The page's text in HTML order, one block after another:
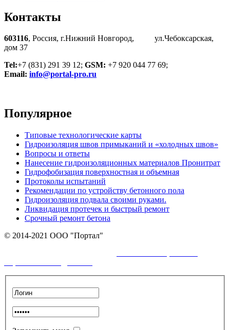
Контакты
603116, Россия, г.Нижний Новгород, ул.Чебоксарская,
дом 37
Tel:+7 (831) 291 39 12; GSM: +7 920 044 77 69;
Email: info@portal-pro.ru
Популярное
Типовые технологические карты
Гидроизоляция швов примыканий и «холодных швов»
Вопросы и ответы
Нанесение гидроизоляционных материалов Пронитрат
Гидрофобизация поверхностная и объемная
Протоколы испытаний
Рекомендации по устройству бетонного пола
Гидроизоляция подвала своими руками.
Ликвидация протечек и быстрый ремонт
Срочный ремонт бетона
© 2014-2021 ООО "Портал"